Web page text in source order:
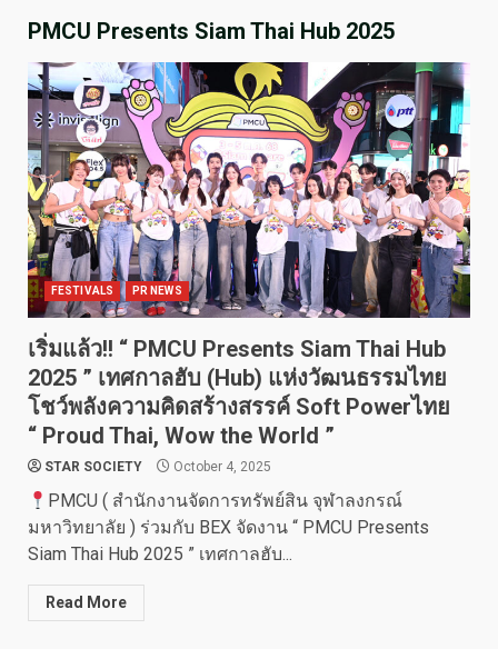
PMCU Presents Siam Thai Hub 2025
FESTIVALS PR NEWS
เริ่มแล้ว!! “ PMCU Presents Siam Thai Hub
2025 ” เทศกาลฮับ (Hub) แห่งวัฒนธรรมไทย
โชว์พลังความคิดสร้างสรรค์ Soft Powerไทย
“ Proud Thai, Wow the World ”
STAR SOCIETY October 4, 2025
PMCU ( สำนักงานจัดการทรัพย์สิน จุฬาลงกรณ์
มหาวิทยาลัย ) ร่วมกับ BEX จัดงาน “ PMCU Presents
Siam Thai Hub 2025 ” เทศกาลฮับ...
Read More